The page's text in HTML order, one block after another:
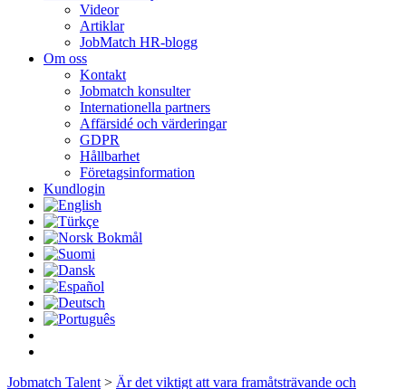
Videor
Artiklar
JobMatch HR-blogg
Om oss
Kontakt
Jobmatch konsulter
Internationella partners
Affärsidé och värderingar
GDPR
Hållbarhet
Företagsinformation
Kundlogin
Jobmatch Talent > Är det viktigt att vara framåtsträvande och